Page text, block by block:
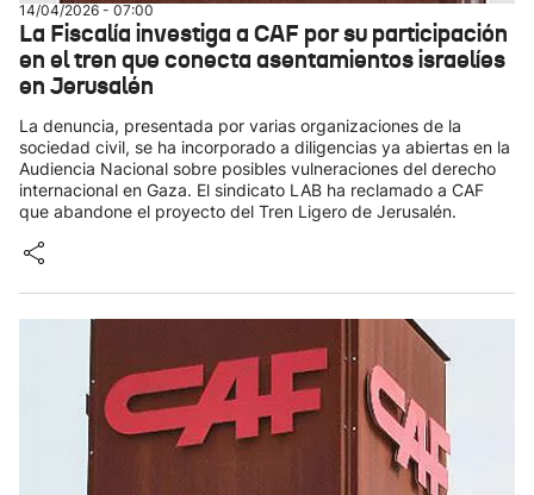
14/04/2026 - 07:00
La Fiscalía investiga a CAF por su participación
en el tren que conecta asentamientos israelíes
en Jerusalén
La denuncia, presentada por varias organizaciones de la
sociedad civil, se ha incorporado a diligencias ya abiertas en la
Audiencia Nacional sobre posibles vulneraciones del derecho
internacional en Gaza. El sindicato LAB ha reclamado a CAF
que abandone el proyecto del Tren Ligero de Jerusalén.